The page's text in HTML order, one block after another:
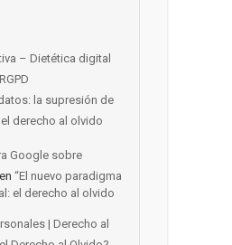
– Dietética digital
la supresión de
derecho al olvido
Google sobre
en “El nuevo paradigma
el derecho al olvido
| Derecho al